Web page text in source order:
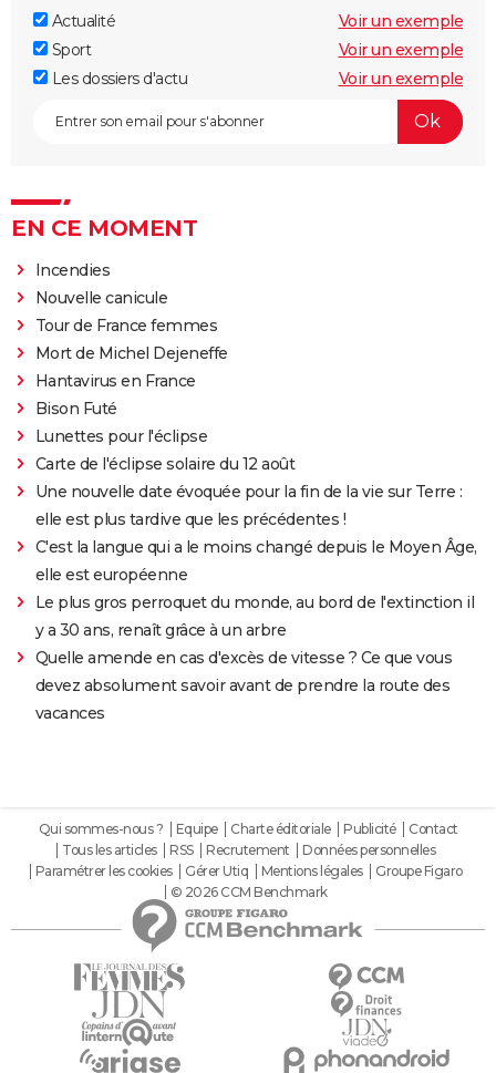
Actualité
Voir un exemple
Sport
Voir un exemple
Les dossiers d'actu
Voir un exemple
EN CE MOMENT
Incendies
Nouvelle canicule
Tour de France femmes
Mort de Michel Dejeneffe
Hantavirus en France
Bison Futé
Lunettes pour l'éclipse
Carte de l'éclipse solaire du 12 août
Une nouvelle date évoquée pour la fin de la vie sur Terre :
elle est plus tardive que les précédentes !
C'est la langue qui a le moins changé depuis le Moyen Âge,
elle est européenne
Le plus gros perroquet du monde, au bord de l'extinction il
y a 30 ans, renaît grâce à un arbre
Quelle amende en cas d'excès de vitesse ? Ce que vous
devez absolument savoir avant de prendre la route des
vacances
Qui sommes-nous ? Equipe Charte éditoriale Publicité
Contact
Tous les articles
RSS Recrutement
Données personnelles
Paramétrer les cookies
Gérer Utiq Mentions légales
Groupe Figaro
© 2026 CCM Benchmark